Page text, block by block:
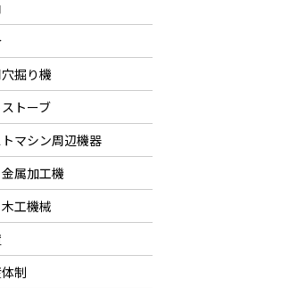
掘り機
トーブ
マシン周辺機器
属加工機
工機械
制